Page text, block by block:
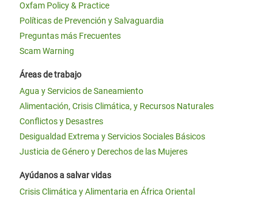
Oxfam Policy & Practice
Políticas de Prevención y Salvaguardia
Preguntas más Frecuentes
Scam Warning
Áreas de trabajo
Agua y Servicios de Saneamiento
Alimentación, Crisis Climática, y Recursos Naturales
Conflictos y Desastres
Desigualdad Extrema y Servicios Sociales Básicos
Justicia de Género y Derechos de las Mujeres
Ayúdanos a salvar vidas
Crisis Climática y Alimentaria en África Oriental